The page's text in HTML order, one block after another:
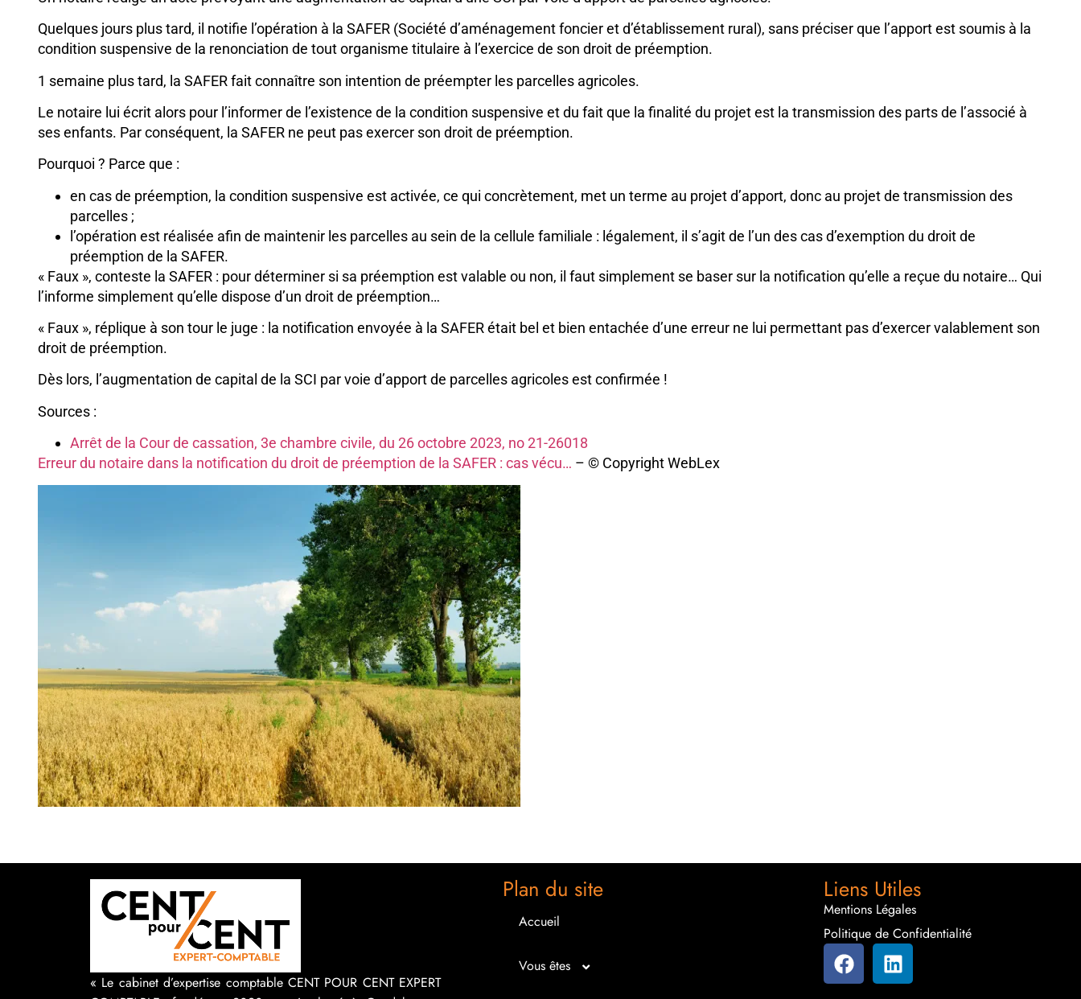
Quelques jours plus tard, il notifie l’opération à la SAFER (Société d’aménagement foncier et d’établissement rural), sans préciser que l’apport est soumis à la
condition suspensive de la renonciation de tout organisme titulaire à l’exercice de son droit de préemption.
1 semaine plus tard, la SAFER fait connaître son intention de préempter les parcelles agricoles.
Le notaire lui écrit alors pour l’informer de l’existence de la condition suspensive et du fait que la finalité du projet est la transmission des parts de l’associé à
ses enfants. Par conséquent, la SAFER ne peut pas exercer son droit de préemption.
Pourquoi ? Parce que :
en cas de préemption, la condition suspensive est activée, ce qui concrètement, met un terme au projet d’apport, donc au projet de transmission des
parcelles ;
l’opération est réalisée afin de maintenir les parcelles au sein de la cellule familiale : légalement, il s’agit de l’un des cas d’exemption du droit de
préemption de la SAFER.
« Faux », conteste la SAFER : pour déterminer si sa préemption est valable ou non, il faut simplement se baser sur la notification qu’elle a reçue du notaire… Qui
l’informe simplement qu’elle dispose d’un droit de préemption…
« Faux », réplique à son tour le juge : la notification envoyée à la SAFER était bel et bien entachée d’une erreur ne lui permettant pas d’exercer valablement son
droit de préemption.
Dès lors, l’augmentation de capital de la SCI par voie d’apport de parcelles agricoles est confirmée !
Sources :
Arrêt de la Cour de cassation, 3e chambre civile, du 26 octobre 2023, no 21-26018
Erreur du notaire dans la notification du droit de préemption de la SAFER : cas vécu… – © Copyright WebLex
« Le cabinet d’expertise comptable CENT POUR CENT EXPERT
Plan du site
Accueil
Vous êtes
Liens Utiles
Mentions Légales
Politique de Confidentialité